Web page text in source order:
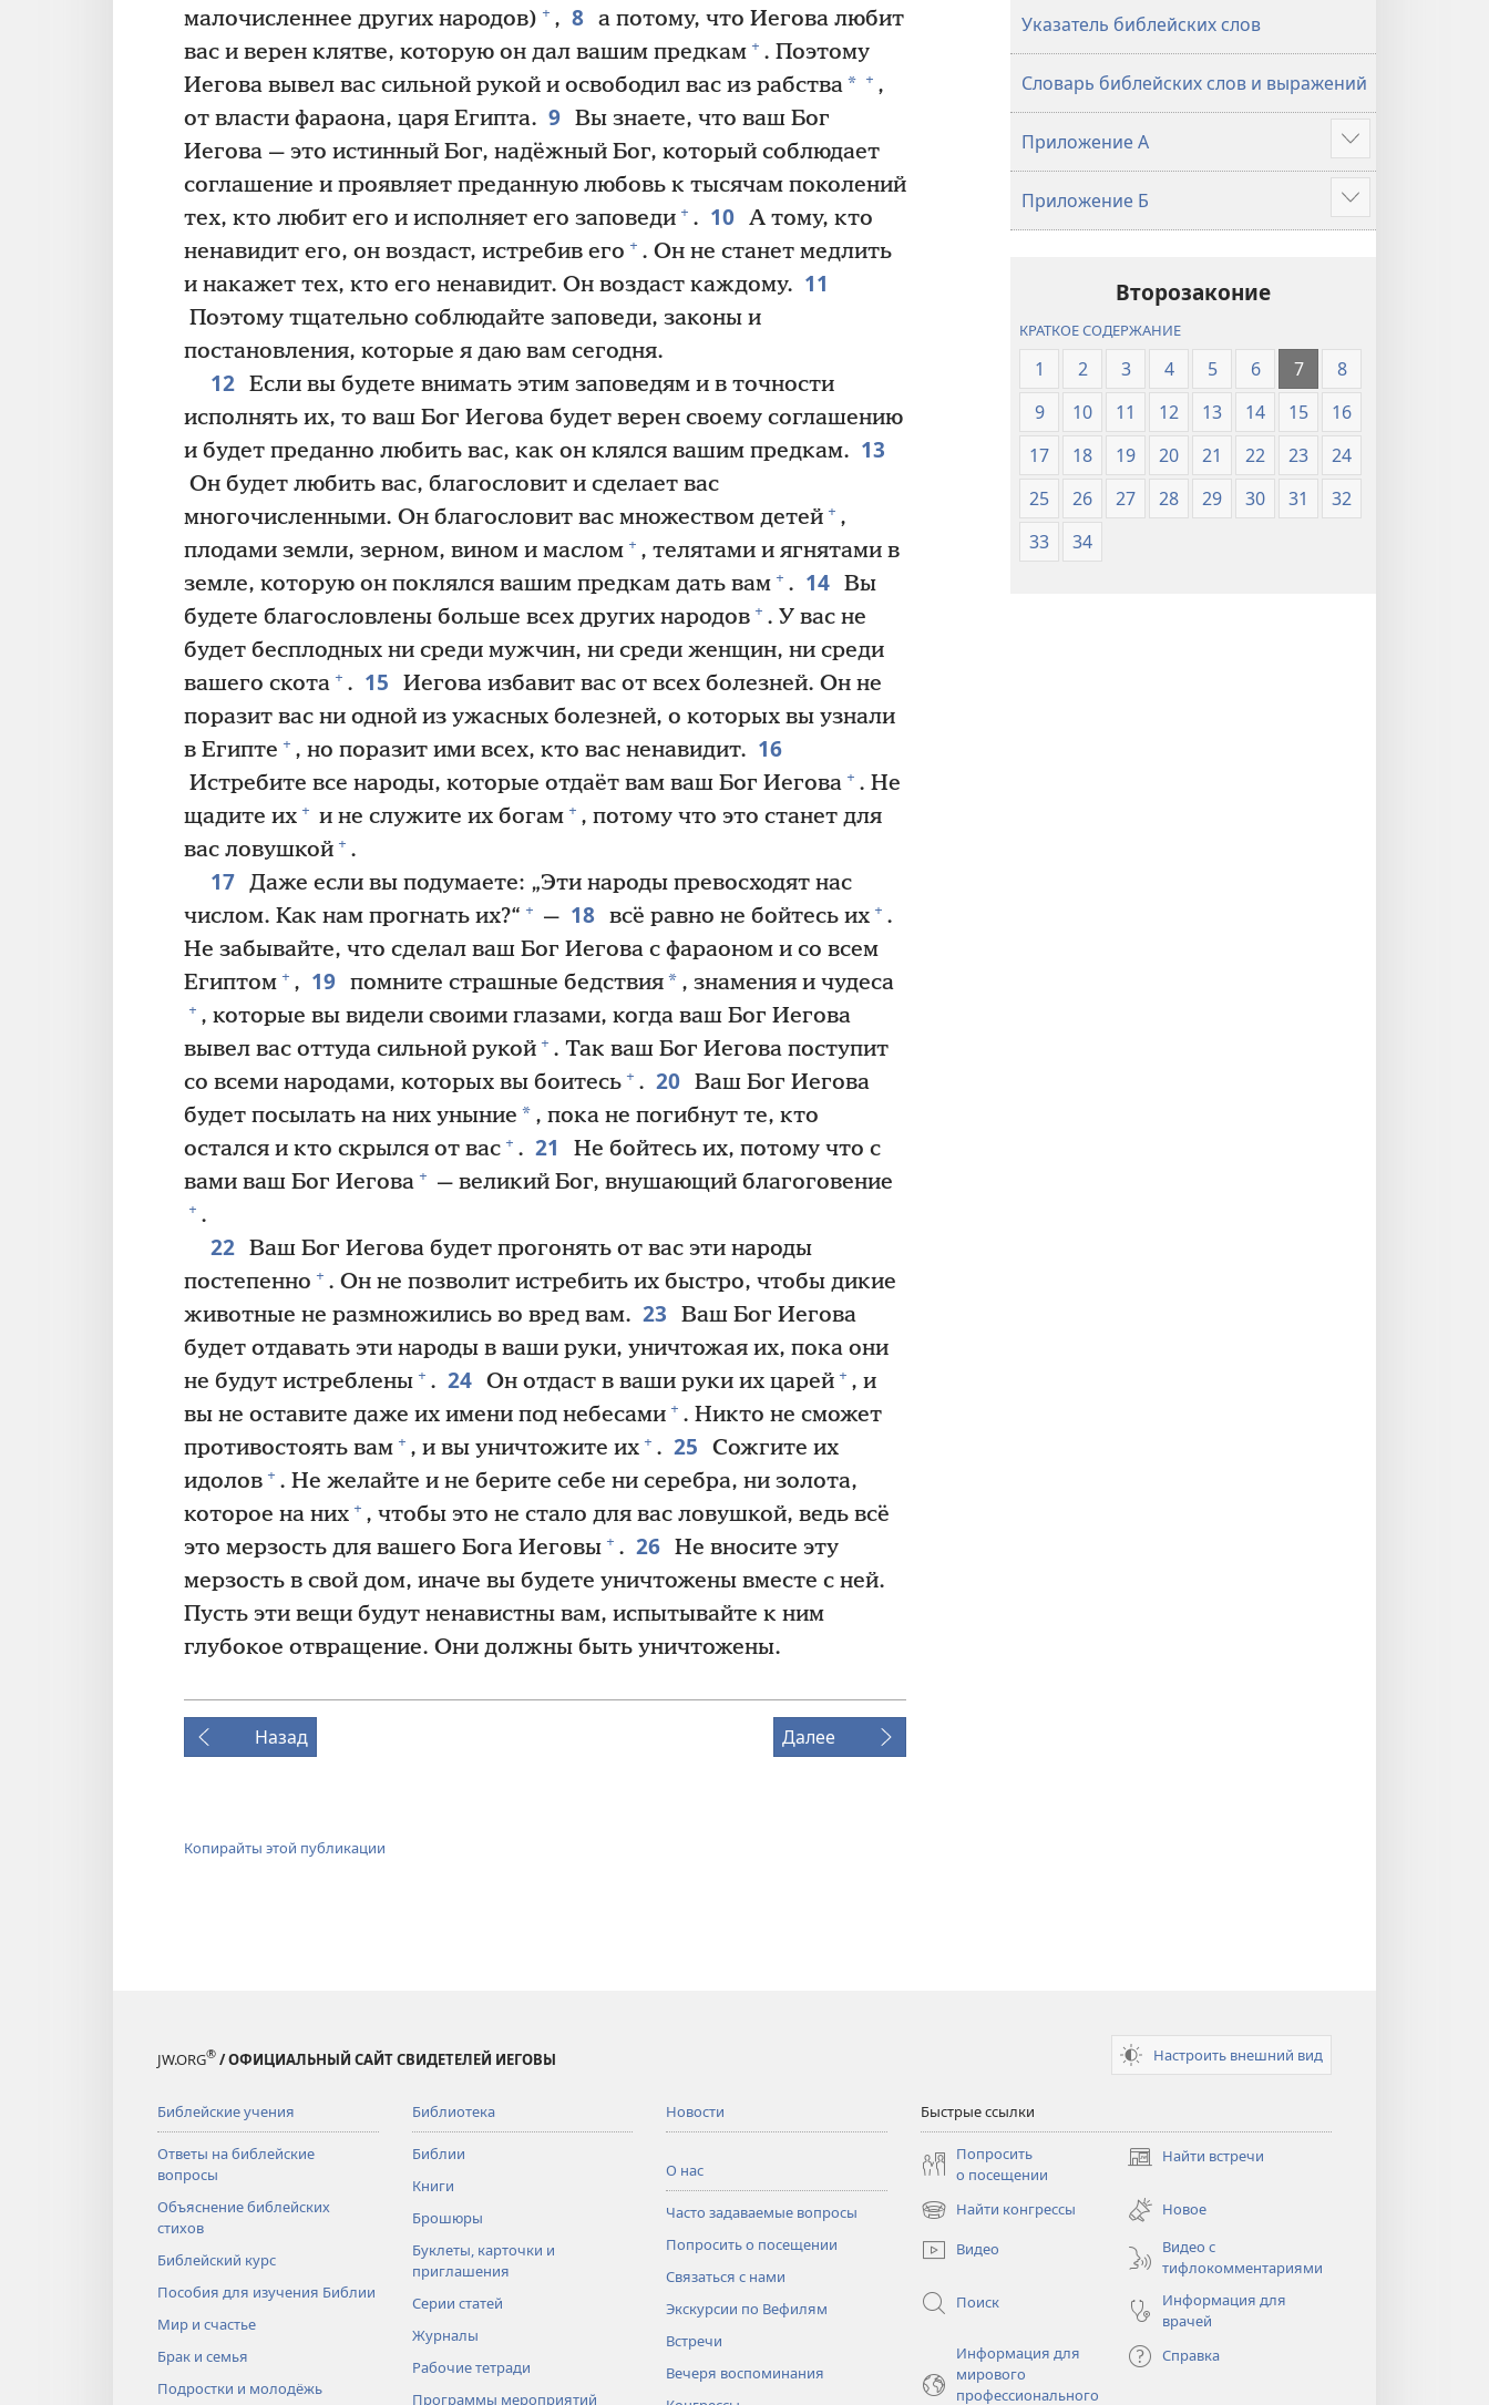
малочисленнее других народов) + , 8 а потому, что Иегова любит
вас и верен клятве, которую он дал вашим предкам + . Поэтому
Иегова вывел вас сильной рукой и освободил вас из рабства* + ,
от власти фараона, царя Египта. 9 Вы знаете, что ваш Бог
Иегова — это истинный Бог, надёжный Бог, который соблюдает
соглашение и проявляет преданную любовь к тысячам поколений
тех, кто любит его и исполняет его заповеди + . 10 А тому, кто
ненавидит его, он воздаст, истребив его + . Он не станет медлить
и накажет тех, кто его ненавидит. Он воздаст каждому. 11
Поэтому тщательно соблюдайте заповеди, законы и
постановления, которые я даю вам сегодня.
12 Если вы будете внимать этим заповедям и в точности
исполнять их, то ваш Бог Иегова будет верен своему соглашению
и будет преданно любить вас, как он клялся вашим предкам. 13
Он будет любить вас, благословит и сделает вас
многочисленными. Он благословит вас множеством детей + ,
плодами земли, зерном, вином и маслом + , телятами и ягнятами в
земле, которую он поклялся вашим предкам дать вам + . 14 Вы
будете благословлены больше всех других народов + . У вас не
будет бесплодных ни среди мужчин, ни среди женщин, ни среди
вашего скота + . 15
Иегова избавит вас от всех болезней. Он не
поразит вас ни одной из ужасных болезней, о которых вы узнали
в Египте + , но поразит ими всех, кто вас ненавидит. 16
Истребите все народы, которые отдаёт вам ваш Бог Иегова + . Не
щадите их + и не служите их богам + , потому что это станет для
вас ловушкой + .
17 Даже если вы подумаете: „Эти народы превосходят нас
числом. Как нам прогнать их?“ + — 18 всё равно не бойтесь их + .
Не забывайте, что сделал ваш Бог Иегова с фараоном и со всем
Египтом + , 19 помните страшные бедствия* , знамения и чудеса
+ , которые вы видели своими глазами, когда ваш Бог Иегова
вывел вас оттуда сильной рукой + . Так ваш Бог Иегова поступит
со всеми народами, которых вы боитесь + . 20 Ваш Бог Иегова
будет посылать на них уныние * , пока не погибнут те, кто
остался и кто скрылся от вас + . 21
Не бойтесь их, потому что с
вами ваш Бог Иегова + — великий Бог, внушающий благоговение
+ .
22 Ваш Бог Иегова будет прогонять от вас эти народы
постепенно + . Он не позволит истребить их быстро, чтобы дикие
животные не размножились во вред вам. 23
Ваш Бог Иегова
будет отдавать эти народы в ваши руки, уничтожая их, пока они
не будут истреблены + . 24 Он отдаст в ваши руки их царей + , и
вы не оставите даже их имени под небесами + . Никто не сможет
противостоять вам + , и вы уничтожите их + . 25
Сожгите их
идолов + . Не желайте и не берите себе ни серебра, ни золота,
которое на них + , чтобы это не стало для вас ловушкой, ведь всё
это мерзость для вашего Бога Иеговы + . 26 Не вносите эту
мерзость в свой дом, иначе вы будете уничтожены вместе с ней.
Пусть эти вещи будут ненавистны вам, испытывайте к ним
глубокое отвращение. Они должны быть уничтожены.
Назад Далее
Копирайты этой публикации
Указатель библейских слов
Словарь библейских слов и выражений
Приложение А Подробнее
Приложение Б Подробнее
Второзаконие
КРАТКОЕ СОДЕРЖАНИЕ
1 2 3 4 5 6 7
8
9
10 11 12 13 14 15
16
17
18 19 20 21 22 23
24
25
26 27 28 29 30 31
32
33
34
JW.ORG® / ОФИЦИАЛЬНЫЙ САЙТ СВИДЕТЕЛЕЙ ИЕГОВЫ Настроить внешний вид
Библейские учения
Ответы на библейские
вопросы
Объяснение библейских
стихов
Библейский курс
Пособия для изучения Библии
Мир и счастье
Брак и семья
Подростки и молодёжь
Библиотека
Библии
Книги
Брошюры
Буклеты, карточки и
приглашения
Серии статей
Журналы
Рабочие тетради
Программы мероприятий
Новости
О нас
Часто задаваемые вопросы
Попросить о посещении
Связаться с нами
Экскурсии по Вефилям
Встречи
Вечеря воспоминания
Быстрые ссылки
Попросить
о посещении
Найти встречи
(открывается
новом
окне)
Найти конгрессы
(открывается
в
новом
Новое
Видео
Видео с
тифлокомментариями
Поиск
Информация для
врачей
Информация для
мирового
профессионального
Справка